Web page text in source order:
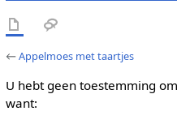
←Appelmoes met taartjes
U hebt geen toestemming
want: